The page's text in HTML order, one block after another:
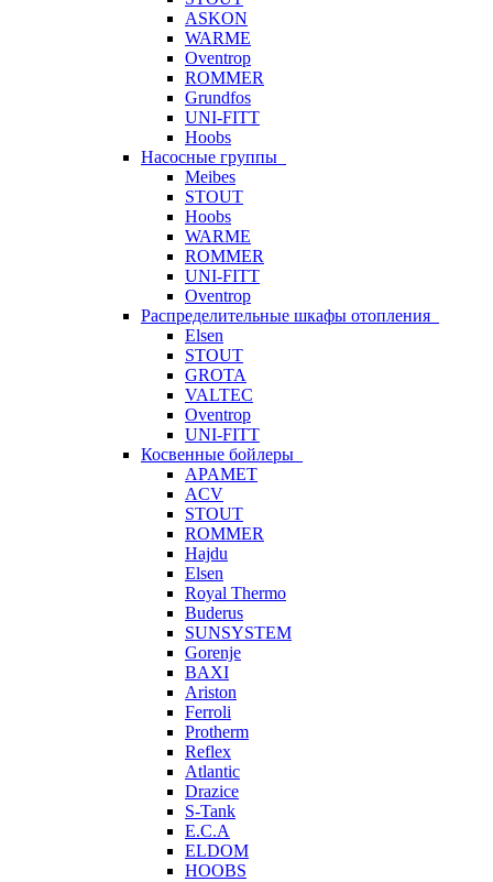
ASKON
WARME
Oventrop
ROMMER
Grundfos
UNI-FITT
Hoobs
Насосные группы
Meibes
STOUT
Hoobs
WARME
ROMMER
UNI-FITT
Oventrop
Распределительные шкафы отопления
Elsen
STOUT
GROTA
VALTEC
Oventrop
UNI-FITT
Косвенные бойлеры
APAMET
ACV
STOUT
ROMMER
Hajdu
Elsen
Royal Thermo
Buderus
SUNSYSTEM
Gorenje
BAXI
Ariston
Ferroli
Protherm
Reflex
Atlantic
Drazice
S-Tank
E.C.A
ELDOM
HOOBS